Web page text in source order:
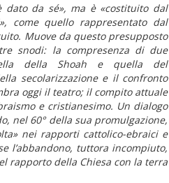
dato da sé», ma è «costituito dal
come quello rappresentato dal
Muove da questo presupposto
snodi: la compresenza di due
della Shoah e quella del
secolarizzazione e il confronto
oggi il teatro; il compito attuale
e cristianesimo. Un dialogo
nel 60° della sua promulgazione,
nei rapporti cattolico-ebraici e
l’abbandono, tuttora incompiuto,
rapporto della Chiesa con la terra